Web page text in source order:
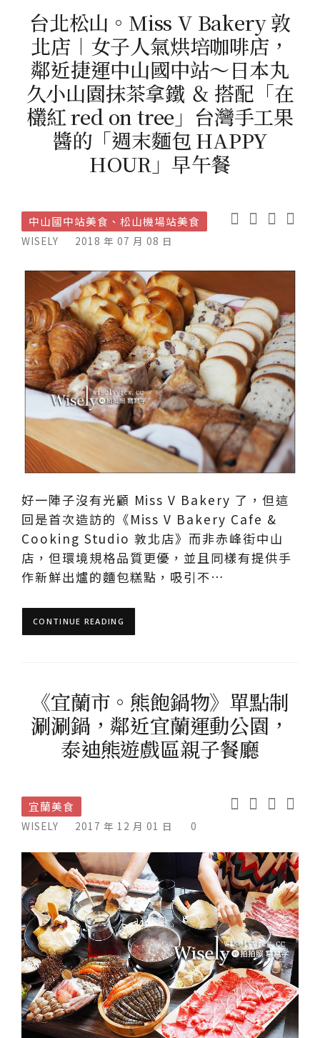
台北松山。Miss V Bakery 敦
北店︱女子人氣烘培咖啡店，
鄰近捷運中山國中站～日本丸
久小山園抹茶拿鐵 ＆ 搭配「在
欉紅 red on tree」台灣手工果
醬的「週末麵包 HAPPY
HOUR」早午餐
中山國中站美食、松山機場站美食
WISELY 2018 年 07 月 08 日
好一陣子沒有光顧 Miss V Bakery 了，但這
回是首次造訪的《Miss V Bakery Cafe &
Cooking Studio 敦北店》而非赤峰街中山
店，但環境規格品質更優，並且同樣有提供手
作新鮮出爐的麵包糕點，吸引不…
CONTINUE READING
《宜蘭市。熊飽鍋物》單點制
涮涮鍋，鄰近宜蘭運動公園，
泰迪熊遊戲區親子餐廳
宜蘭美食
WISELY 2017 年 12 月 01 日 0